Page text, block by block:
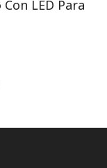
LED Para